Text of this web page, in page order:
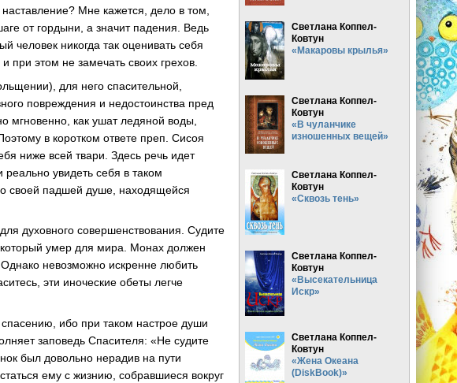
Мне кажется, дело в том,
от гордыни, а значит падения. Ведь
человек никогда так оценивать себя
этом не замечать своих грехов.
для него спасительной,
повреждения и недостоинства пред
мгновенно, как ушат ледяной воды,
в коротком ответе преп. Сисоя
ниже всей твари. Здесь речь идет
увидеть себя в таком
о своей падшей душе, находящейся
духовного совершенствования. Судите
который умер для мира. Монах должен
невозможно искренне любить
эти иноческие обеты легче
ибо при таком настрое души
заповедь Спасителя: «Не судите
был довольно нерадив на пути
ему с жизнию, собравшиеся вокруг
Светлана Коппел-
Ковтун
«Макаровы крылья»
Светлана Коппел-
Ковтун
«В чуланчике
изношенных вещей»
Светлана Коппел-
Ковтун
«Сквозь тень»
Светлана Коппел-
Ковтун
«Высекательница
Искр»
Светлана Коппел-
Ковтун
«Жена Океана
(DiskBook)»